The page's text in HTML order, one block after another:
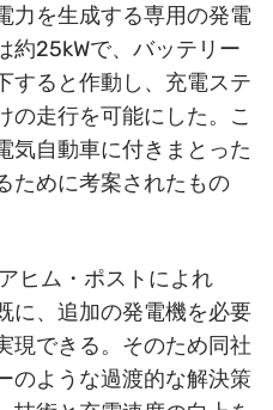
力を生成する専用の発電
約25kWで、バッテリー
すると作動し、充電ステ
の走行を可能にした。こ
気自動車に付きまとった
ために考案されたもの
ヒム・ポストによれ
に、追加の発電機を必要
現できる。そのため同社
のような過渡的な解決策